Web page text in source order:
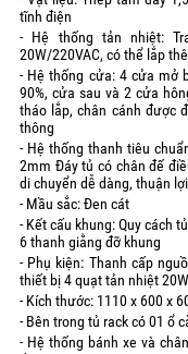
tĩnh điện
- Hệ thống tản nhiệt:
20W/220VAC, có thể lắp
- Hệ thống cửa: 4 cửa mở
90%, cửa sau và 2 cửa
tháo lắp, chân cánh được
thông
- Hệ thống thanh tiêu
2mm Đáy tủ có chân đế
di chuyển dễ dàng, thuận
- Mầu sắc: Đen cát
- Kết cấu khung: Quy cách
6 thanh giằng đỡ khung
- Phụ kiện: Thanh cấp
thiết bị 4 quạt tản nhiệt
- Kích thước: 1110 x 600 x
- Bên trong tủ rack có 01 ổ
- Hệ thống bánh xe và